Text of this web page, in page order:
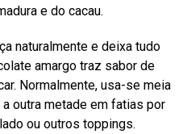
e do cacau.
naturalmente e deixa tudo
amargo traz sabor de
Normalmente, usa-se meia
outra metade em fatias por
ou outros toppings.